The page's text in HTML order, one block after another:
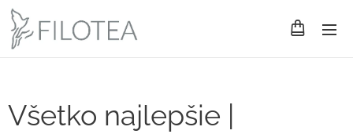
Všetko najlepšie |